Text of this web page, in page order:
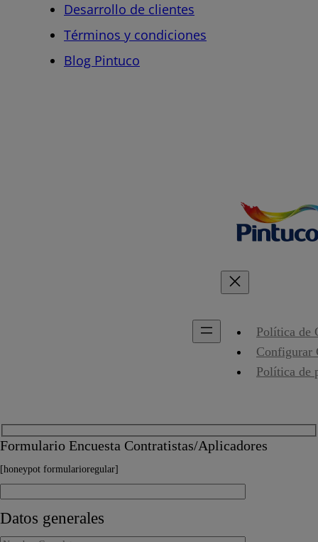
Desarrollo de clientes
Términos y condiciones
Blog Pintuco
Política de
Configurar
Política de
Formulario Encuesta Contratistas/Aplicadores
[honeypot formularioregular]
Datos generales